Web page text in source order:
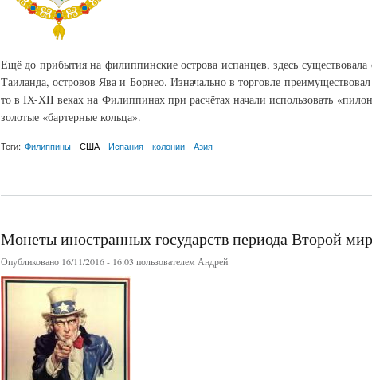
Ещё до прибытия на филиппинские острова испанцев, здесь
Таиланда, островов Ява и Борнео. Изначально в торговле
то в IX-XII веках на Филиппинах при расчётах начали использовать
золотые «бартерные кольца».
Теги: Филиппины США Испания колонии Азия
Монеты иностранных государств периода Второй
Опубликовано 16/11/2016 - 16:03 пользователем Андрей